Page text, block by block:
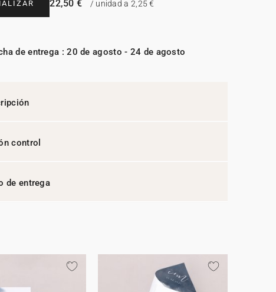
22,50 € / unidad a 2,25 €
de entrega : 20 de agosto - 24 de agosto
control
de entrega